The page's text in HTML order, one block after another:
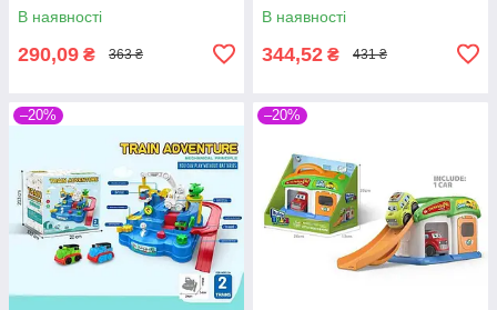
В наявності
290,09 ₴ 363 ₴
В наявності
344,52 ₴ 431 ₴
–20% –20%